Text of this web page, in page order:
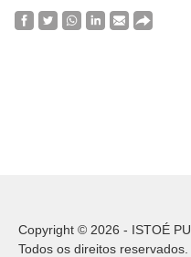
Copyright © 2026 - ISTOÉ
Todos os direitos reservados.